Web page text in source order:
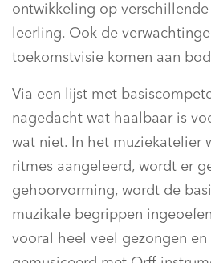
ontwikkeling op
leerling. Ook de
toekomstvisie komen aan
Via een lijst met
nagedacht wat haalbaar is
wat niet. In het muziekatelier
ritmes aangeleerd, wordt er
gehoorvorming, wordt de
muzikale begrippen
vooral heel veel gezongen en